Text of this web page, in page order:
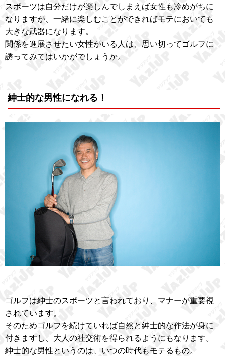
スポーツは自分だけが楽しんでしまえば女性も冷めがちに
なりますが、一緒に楽しむことができればモテにおいても
大きな武器になります。
関係を進展させたい女性がいる人は、思い切ってゴルフに
誘ってみてはいかがでしょうか。
紳士的な男性になれる！
ゴルフは紳士のスポーツと言われており、マナーが重要視
されています。
そのためゴルフを続けていれば自然と紳士的な作法が身に
付きますし、大人の社交術を得られるようにもなります。
紳士的な男性というのは、いつの時代もモテるもの。